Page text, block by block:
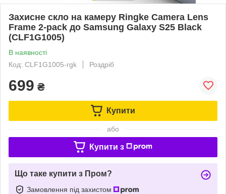
Захисне скло на камеру Ringke Camera Lens
Frame 2-pack до Samsung Galaxy S25 Black
(CLF1G1005)
В наявності
Код: CLF1G1005-rgk
Роздріб
699 ₴
Купити
або
Купити з
Що таке купити з Пром?
Замовлення під захистом